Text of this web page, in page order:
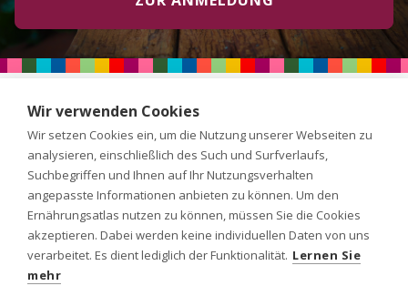
Über uns Mitmachen
Projekte Aktuelles
Wir verwenden Cookies
Wir setzen Cookies ein, um die Nutzung unserer Webseiten zu
analysieren, einschließlich des Such und Surfverlaufs,
Suchbegriffen und Ihnen auf Ihr Nutzungsverhalten
angepasste Informationen anbieten zu können. Um den
Ernährungsatlas nutzen zu können, müssen Sie die Cookies
akzeptieren. Dabei werden keine individuellen Daten von uns
verarbeitet. Es dient lediglich der Funktionalität. Lernen Sie
mehr